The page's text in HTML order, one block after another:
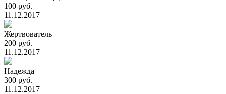
100 руб.
11.12.2017
Жертвователь
200 руб.
11.12.2017
Надежда
300 руб.
11.12.2017